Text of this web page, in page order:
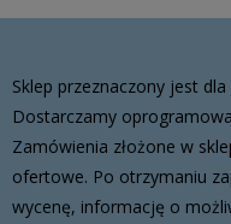
Sklep przeznaczony jest
Dostarczamy
Zamówienia złożone w
ofertowe. Po otrzymaniu
wycenę, informację o